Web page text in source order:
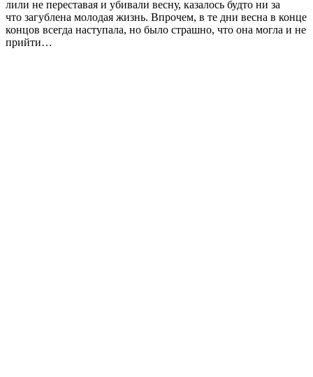
лили не переставая и убивали весну, казалось будто ни за
что загублена молодая жизнь. Впрочем, в те дни весна в конце
концов всегда наступала, но было страшно, что она могла и не
прийти…